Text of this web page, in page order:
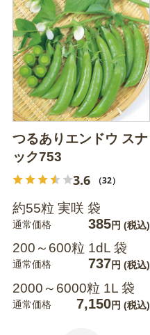
つるありエンドウ スナ
ック753
3.6 （32）
約55粒 実咲 袋
通常価格 385円 (税込)
200～600粒 1dL 袋
通常価格 737円 (税込)
2000～6000粒 1L 袋
通常価格 7,150円 (税込)